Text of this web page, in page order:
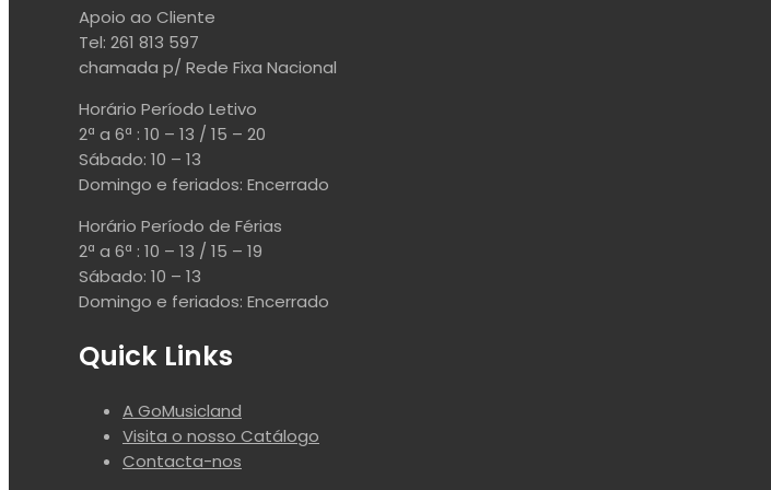
Apoio ao Cliente
Tel: 261 813 597
chamada p/ Rede Fixa Nacional
Horário Período Letivo
2ª a 6ª : 10 – 13 / 15 – 20
Sábado: 10 – 13
Domingo e feriados: Encerrado
Horário Período de Férias
2ª a 6ª : 10 – 13 / 15 – 19
Sábado: 10 – 13
Domingo e feriados: Encerrado
Quick Links
A GoMusicland
Visita o nosso Catálogo
Contacta-nos